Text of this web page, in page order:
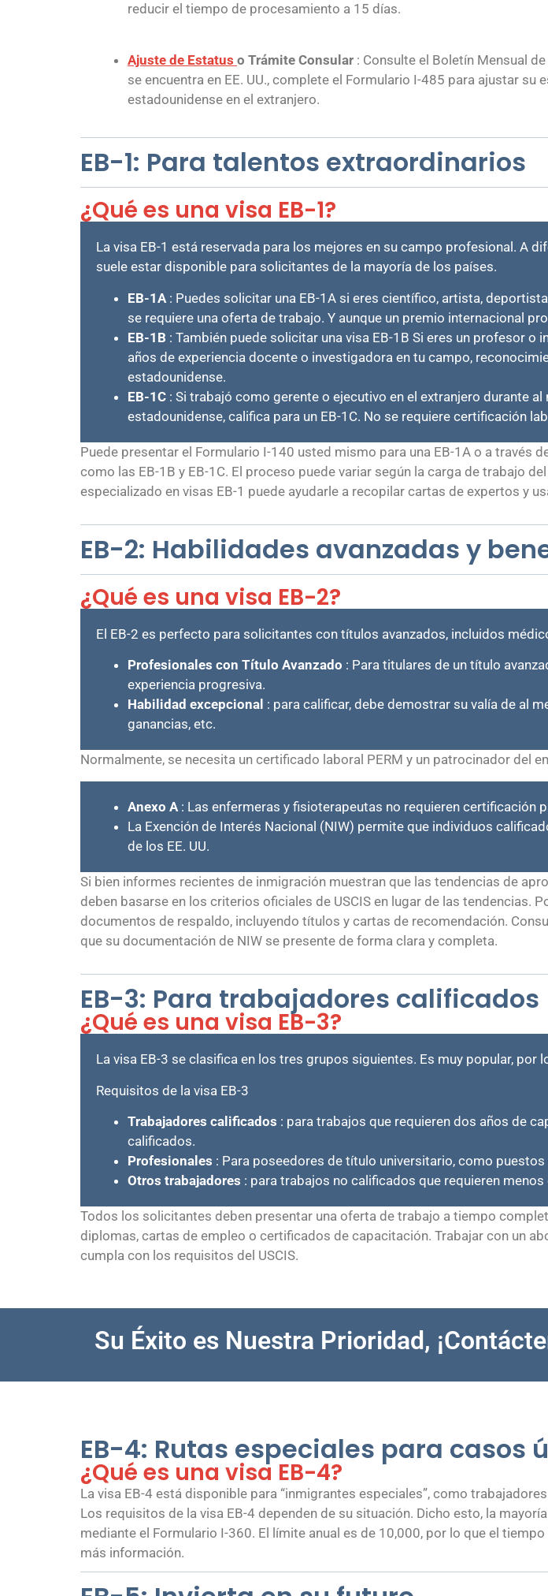
reducir el tiempo de procesamiento a 15 días.
Ajuste de Estatus o Trámite Consular : Consulte el Boletín Mensual
se encuentra en EE. UU., complete el Formulario I-485 para ajustar
estadounidense en el extranjero.
EB-1: Para talentos extraordinarios
¿Qué es una visa EB-1?
La visa EB-1 está reservada para los mejores en su campo profesional. A
suele estar disponible para solicitantes de la mayoría de los países.
EB-1A : Puedes solicitar una EB-1A si eres científico, artista,
se requiere una oferta de trabajo. Y aunque un premio internacional
EB-1B : También puede solicitar una visa EB-1B Si eres un profesor
años de experiencia docente o investigadora en tu campo,
estadounidense.
EB-1C : Si trabajó como gerente o ejecutivo en el extranjero durante
estadounidense, califica para un EB-1C. No se requiere certificación
Puede presentar el Formulario I-140 usted mismo para una EB-1A o a través
como las EB-1B y EB-1C. El proceso puede variar según la carga de trabajo
especializado en visas EB-1 puede ayudarle a recopilar cartas de expertos y
EB-2: Habilidades avanzadas y
¿Qué es una visa EB-2?
El EB-2 es perfecto para solicitantes con títulos avanzados, incluidos
Profesionales con Título Avanzado : Para titulares de un título
experiencia progresiva.
Habilidad excepcional : para calificar, debe demostrar su valía de al
ganancias, etc.
Normalmente, se necesita un certificado laboral PERM y un patrocinador del
Anexo A : Las enfermeras y fisioterapeutas no requieren certificación
La Exención de Interés Nacional (NIW) permite que individuos
de los EE. UU.
Si bien informes recientes de inmigración muestran que las tendencias de
deben basarse en los criterios oficiales de USCIS en lugar de las tendencias.
documentos de respaldo, incluyendo títulos y cartas de recomendación.
que su documentación de NIW se presente de forma clara y completa.
EB-3: Para trabajadores calificados
¿Qué es una visa EB-3?
La visa EB-3 se clasifica en los tres grupos siguientes. Es muy popular,
Requisitos de la visa EB-3
Trabajadores calificados : para trabajos que requieren dos años de
calificados.
Profesionales : Para poseedores de título universitario, como
Otros trabajadores : para trabajos no calificados que requieren
Todos los solicitantes deben presentar una oferta de trabajo a tiempo
diplomas, cartas de empleo o certificados de capacitación. Trabajar con un
cumpla con los requisitos del USCIS.
Su Éxito es Nuestra Prioridad,
EB-4: Rutas especiales para casos
¿Qué es una visa EB-4?
La visa EB-4 está disponible para “inmigrantes especiales”, como
Los requisitos de la visa EB-4 dependen de su situación. Dicho esto, la
mediante el Formulario I-360. El límite anual es de 10,000, por lo que el
más información.